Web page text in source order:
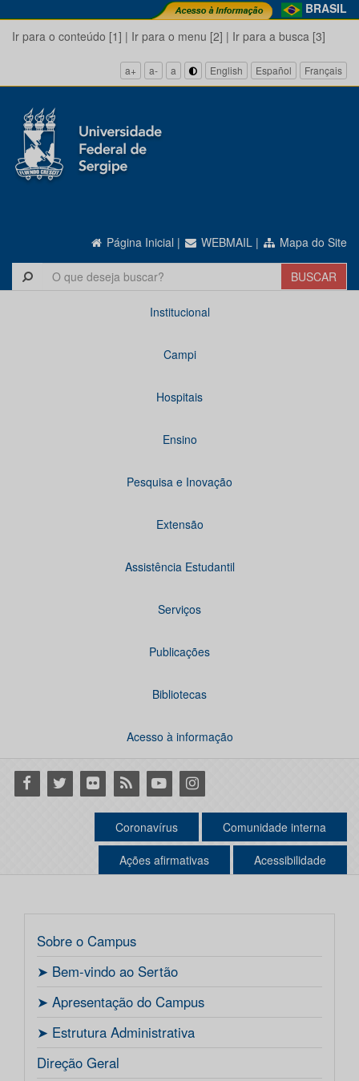
BRASIL
Ir para o conteúdo [1] | Ir para o menu [2] | Ir para a busca [3]
a+ a- a English Español Français
Página Inicial | WEBMAIL | Mapa do Site
Institucional
Campi
Hospitais
Ensino
Pesquisa e Inovação
Extensão
Assistência Estudantil
Serviços
Publicações
Bibliotecas
Acesso à informação
Facebook
Twitter Flickr RSS YoutubeInstagram
Coronavírus Comunidade interna
Ações afirmativas Acessibilidade
Sobre o Campus
ㅤ➤ Bem-vindo ao Sertão
ㅤ➤ Apresentação do Campus
ㅤ➤ Estrutura Administrativa
Direção Geral